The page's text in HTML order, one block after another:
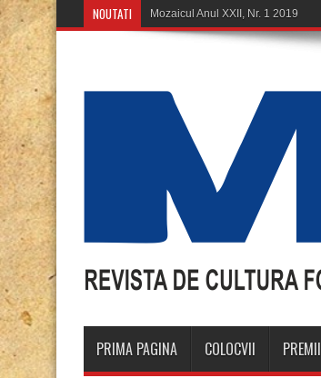
NOUTATI Mozaicul Anul XXII, Nr. 1 2019
PRIMA PAGINA COLOCVII PREMII